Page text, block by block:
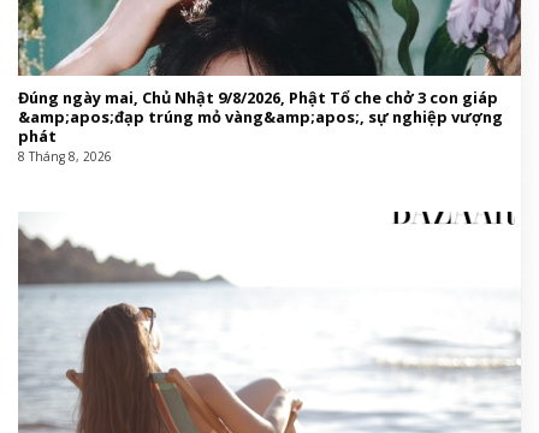
Đúng ngày mai, Chủ Nhật 9/8/2026, Phật Tổ che chở 3 con giáp
&amp;apos;đạp trúng mỏ vàng&amp;apos;, sự nghiệp vượng
phát
8 Tháng 8, 2026